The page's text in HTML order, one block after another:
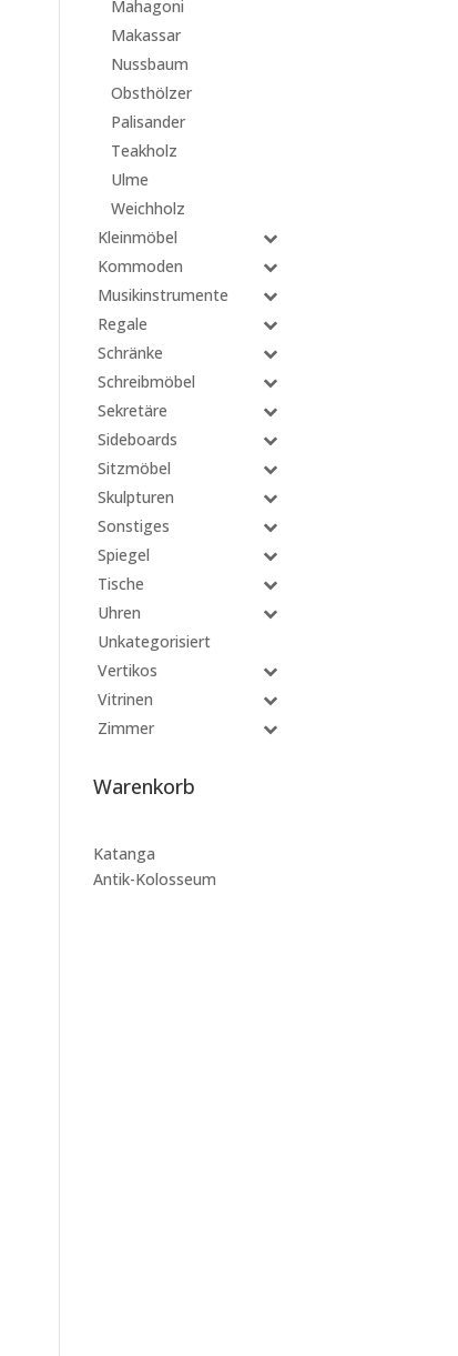
Mahagoni
Makassar
Nussbaum
Obsthölzer
Palisander
Teakholz
Ulme
Weichholz
Kleinmöbel
Kommoden
Musikinstrumente
Regale
Schränke
Schreibmöbel
Sekretäre
Sideboards
Sitzmöbel
Skulpturen
Sonstiges
Spiegel
Tische
Uhren
Unkategorisiert
Vertikos
Vitrinen
Zimmer
Warenkorb
Katanga
Antik-Kolosseum